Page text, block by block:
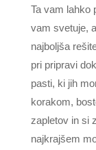
Ta vam lahko
vam svetuje,
najboljša
pri pripravi
pasti, ki jih
korakom,
zapletov in si
najkrajšem